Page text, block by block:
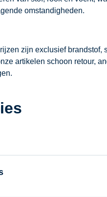
omstandigheden.
zijn exclusief brandstof,
artikelen schoon retour,